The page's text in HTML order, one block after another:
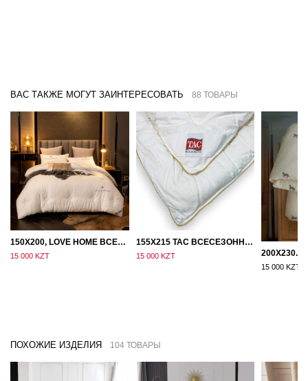
ВАС ТАКЖЕ МОГУТ ЗАИНТЕРЕСОВАТЬ 88 ТОВАРЫ
150Х200, LOVE HOME ВСЕСЕЗОННОЕ ОДЕЯЛО ИЗ ХЛОПКА С НАПОЛНИТЕЛЕМ МИКРОГЕЛЬ
15 000 KZT
155Х215 TAC ВСЕСЕЗОННОЕ ХЛОПКОВОЕ ОДЕЯЛО ИЗ БАМБУКОВОГО ВОЛОКНА
15 000 KZT
15 000 KZT
ПОХОЖИЕ ИЗДЕЛИЯ 104 ТОВАРЫ